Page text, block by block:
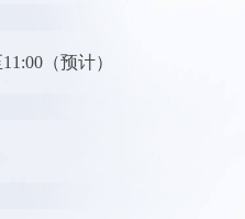
（预计）